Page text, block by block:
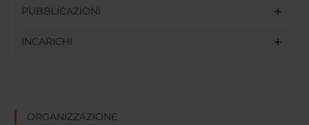
PUBBLICAZIONI
INCARICHI
ORGANIZZAZIONE